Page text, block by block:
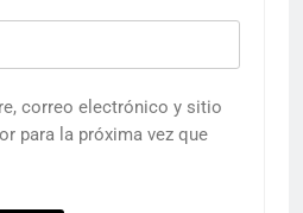
correo electrónico y sitio
para la próxima vez que